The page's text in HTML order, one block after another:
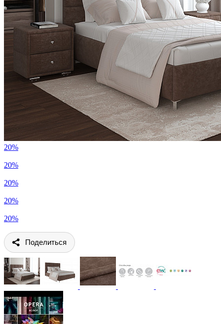
20%
20%
20%
20%
20%
Поделиться